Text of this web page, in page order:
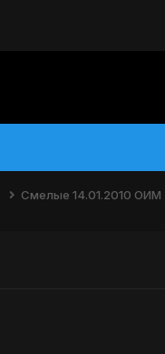
Смелые 14.01.2010 ОИМ